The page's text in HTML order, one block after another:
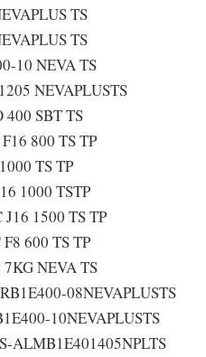
TS
TS
10 NEVA TS
NEVAPLUSTS
400 SBT TS
800 TS TP
TS TP
1000 TSTP
1500 TS TP
600 TS TP
NEVA TS
08NEVAPLUSTS
10NEVAPLUSTS
ALMB1E401405NPLTS